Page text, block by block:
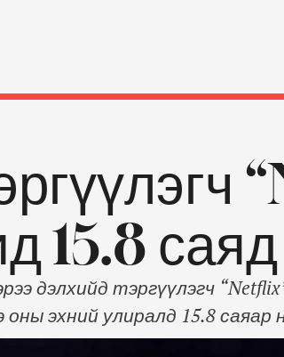
15.8
дэлхийд тэргүүлэгч
эхний улиралд 15.8
тоо 9.6 саяд хүрч байсан